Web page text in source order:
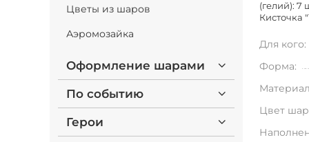
Цветы из шаров
Аэромозайка
Оформление шарами
По событию
Герои
(гелий): 7
Кисточка
Для кого:
Форма:
Цвет